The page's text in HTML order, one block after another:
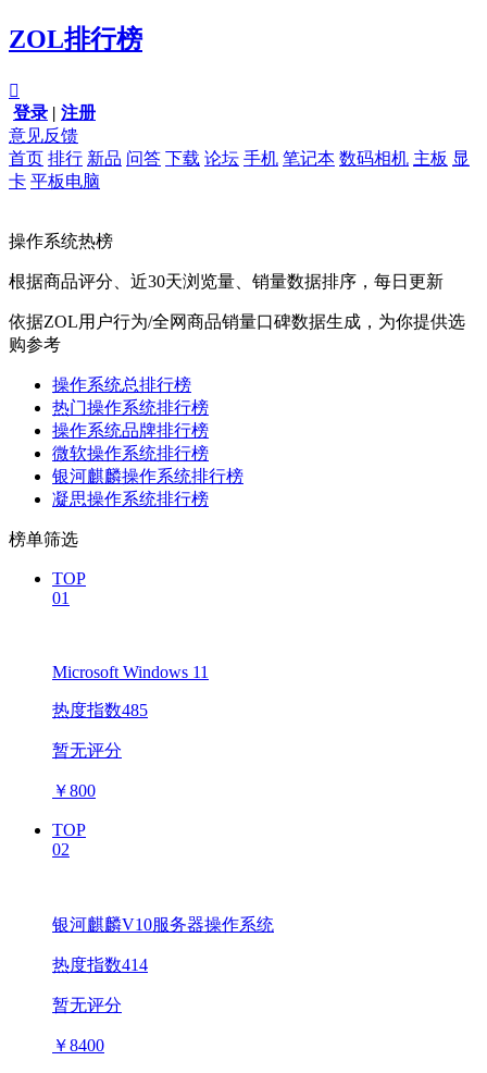
ZOL排行榜

登录 | 注册
意见反馈
首页 排行 新品 问答 下载 论坛 手机 笔记本 数码相机 主板 显
卡 平板电脑
操作系统热榜
根据商品评分、近30天浏览量、销量数据排序，每日更新
依据ZOL用户行为/全网商品销量口碑数据生成，为你提供选
购参考
操作系统总排行榜
热门操作系统排行榜
操作系统品牌排行榜
微软操作系统排行榜
银河麒麟操作系统排行榜
凝思操作系统排行榜
榜单筛选
TOP
01
Microsoft Windows 11
热度指数485
暂无评分
￥800
TOP
02
银河麒麟V10服务器操作系统
热度指数414
暂无评分
￥8400